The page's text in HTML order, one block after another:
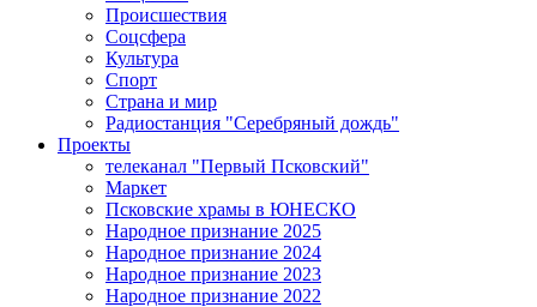
Происшествия
Соцсфера
Культура
Спорт
Страна и мир
Радиостанция "Серебряный дождь"
Проекты
телеканал "Первый Псковский"
Маркет
Псковские храмы в ЮНЕСКО
Народное признание 2025
Народное признание 2024
Народное признание 2023
Народное признание 2022